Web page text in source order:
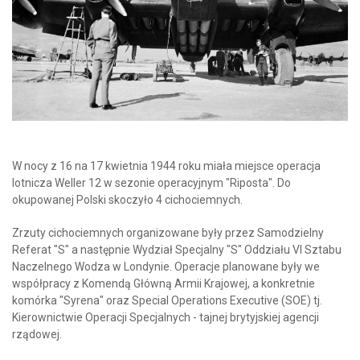
W nocy z 16 na 17 kwietnia 1944 roku miała miejsce operacja
lotnicza Weller 12 w sezonie operacyjnym "Riposta". Do
okupowanej Polski skoczyło 4 cichociemnych.
Zrzuty cichociemnych organizowane były przez Samodzielny
Referat "S" a następnie Wydział Specjalny "S" Oddziału VI Sztabu
Naczelnego Wodza w Londynie. Operacje planowane były we
współpracy z Komendą Główną Armii Krajowej, a konkretnie
komórka "Syrena" oraz Special Operations Executive (SOE) tj.
Kierownictwie Operacji Specjalnych - tajnej brytyjskiej agencji
rządowej.